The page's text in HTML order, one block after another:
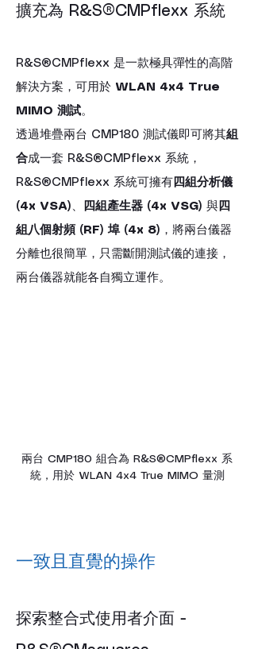
擴充為 R&S®CMPflexx 系統
R&S®CMPflexx 是一款極具彈性的高階
解決方案，可用於 WLAN 4x4 True
MIMO 測試。
透過堆疊兩台 CMP180 測試儀即可將其組
合成一套 R&S®CMPflexx 系統，
R&S®CMPflexx 系統可擁有 四組分析儀
(4x VSA) 四組產生器 (4x VSG) 與 四
組八個射頻 (RF) 埠 (4x 8) ，將兩台儀器
分離也很簡單，只需斷開測試儀的連接，
兩台儀器就能各自獨立運作。
兩台 CMP180 組合為 R&S®CMPflexx 系
統，用於 WLAN 4x4 True MIMO 量測
一致且直覺的操作
探索整合式使用者介面 -